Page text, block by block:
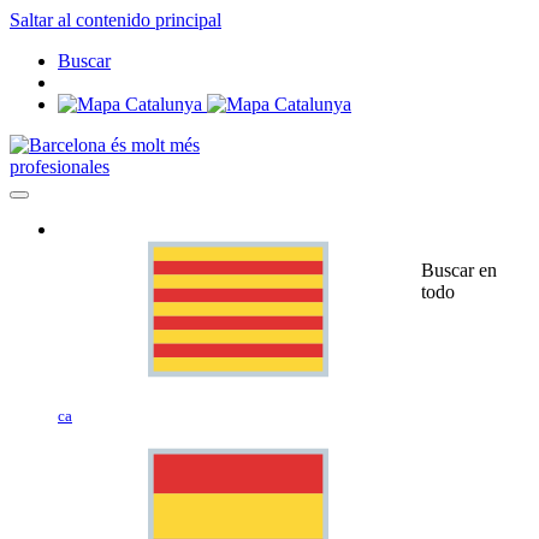
Saltar al contenido principal
Buscar
profesionales
ca
Buscar en
todo